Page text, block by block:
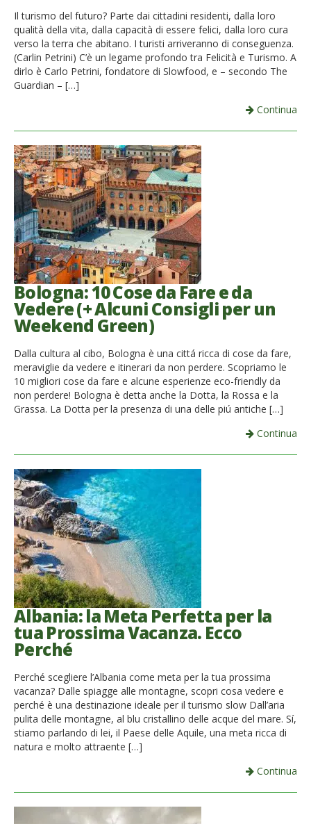
Il turismo del futuro? Parte dai cittadini residenti, dalla loro
qualità della vita, dalla capacità di essere felici, dalla loro cura
verso la terra che abitano. I turisti arriveranno di conseguenza.
(Carlin Petrini) C’è un legame profondo tra Felicità e Turismo. A
dirlo è Carlo Petrini, fondatore di Slowfood, e – secondo The
Guardian – […]
Continua
Bologna: 10 Cose da Fare e da
Vedere (+ Alcuni Consigli per un
Weekend Green)
Dalla cultura al cibo, Bologna è una cittá ricca di cose da fare,
meraviglie da vedere e itinerari da non perdere. Scopriamo le
10 migliori cose da fare e alcune esperienze eco-friendly da
non perdere! Bologna è detta anche la Dotta, la Rossa e la
Grassa. La Dotta per la presenza di una delle piú antiche […]
Continua
Albania: la Meta Perfetta per la
tua Prossima Vacanza. Ecco
Perché
Perché scegliere l’Albania come meta per la tua prossima
vacanza? Dalle spiagge alle montagne, scopri cosa vedere e
perché è una destinazione ideale per il turismo slow Dall’aria
pulita delle montagne, al blu cristallino delle acque del mare. Sí,
stiamo parlando di lei, il Paese delle Aquile, una meta ricca di
natura e molto attraente […]
Continua